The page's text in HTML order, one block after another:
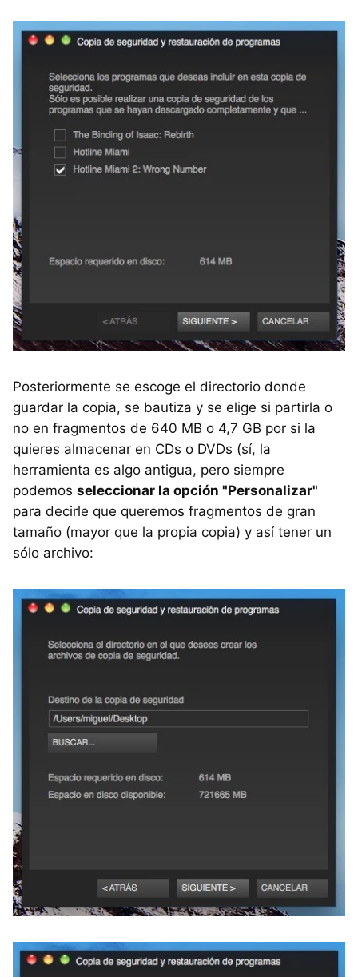
Posteriormente se escoge el directorio donde
guardar la copia, se bautiza y se elige si partirla o
no en fragmentos de 640 MB o 4,7 GB por si la
quieres almacenar en CDs o DVDs (sí, la
herramienta es algo antigua, pero siempre
podemos seleccionar la opción "Personalizar"
para decirle que queremos fragmentos de gran
tamaño (mayor que la propia copia) y así tener un
sólo archivo: